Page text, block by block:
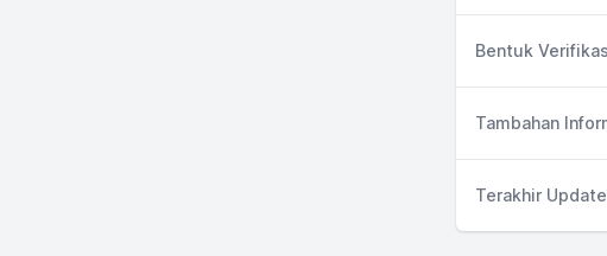
Bentuk
Tambahan
Terakhir Update